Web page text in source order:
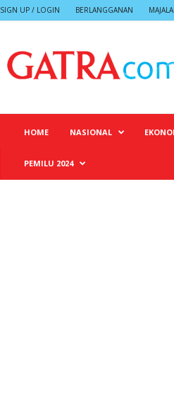
SIGN UP / LOGIN BERLANGGANAN
HOME NASIONAL
PEMILU 2024